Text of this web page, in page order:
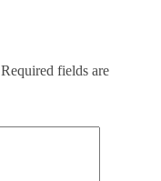
Required fields are